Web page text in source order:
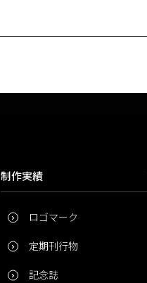
制作実績
ロゴマーク
定期刊行物
記念誌